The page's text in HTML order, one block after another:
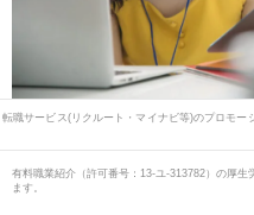
転職サービス(リクルート・マイナビ等)のプロモー
有料職業紹介（許可番号：13-ユ-313782）の厚生
ます。